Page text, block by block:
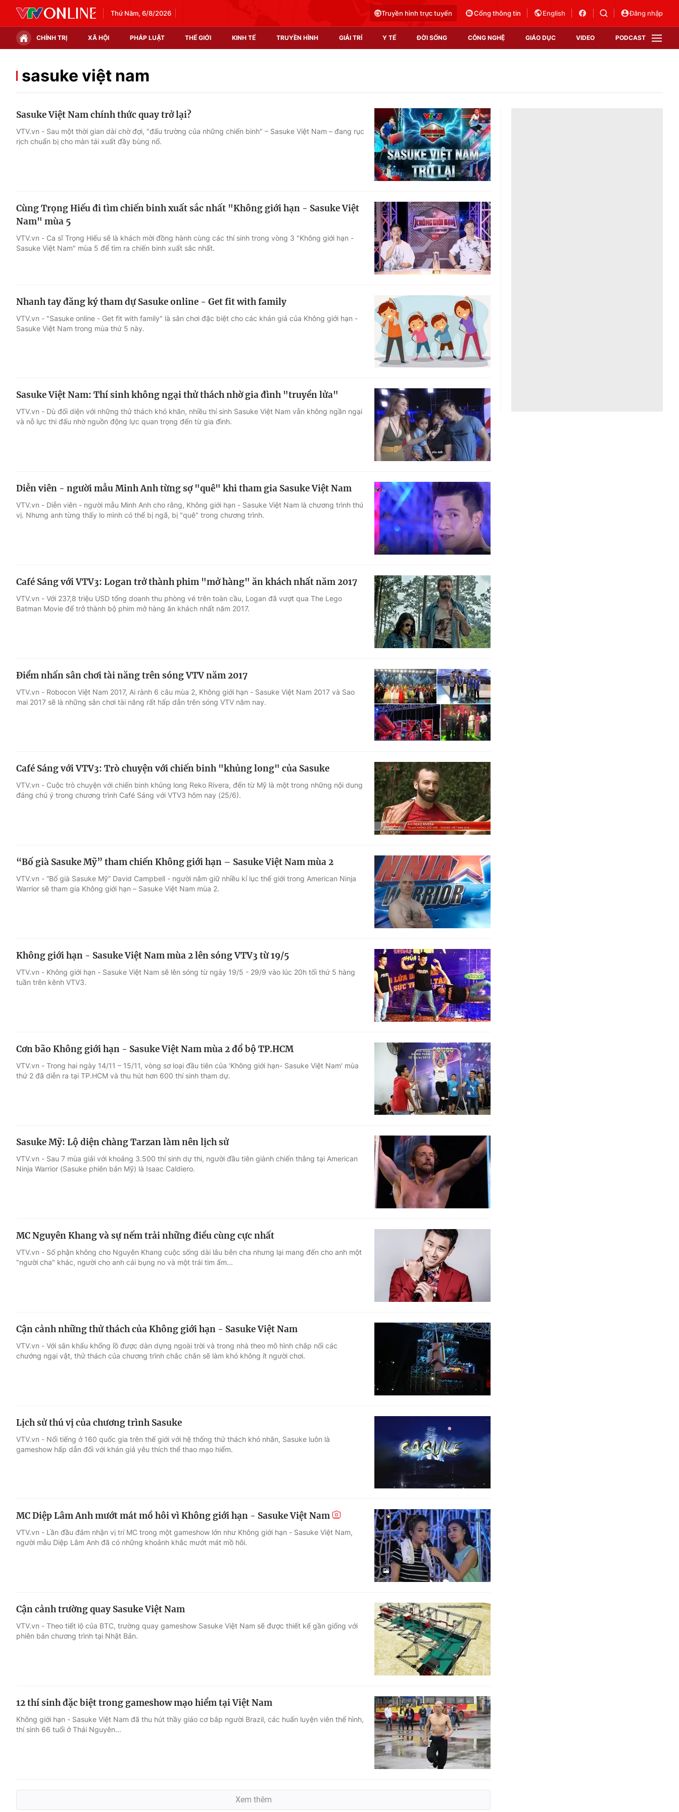
Thứ Năm, 6/8/2026 Truyền hình trực tuyến Cổng thông tin English Đăng nhập
CHÍNH TRỊ XÃ HỘI PHÁP LUẬT THẾ GIỚI KINH TẾ TRUYỀN HÌNH GIẢI TRÍ Y TẾ ĐỜI SỐNG CÔNG NGHỆ GIÁO DỤC VIDEO PODCAST
Thế giới đó đây
Thị trường
Video
Shorts video
Podcast
EMagazine
Photo
Infographic
Góc ảnh
Điện ảnh
Âm nhạc
Sao
Du lịch
Làm đẹp
Chất lượng cuộc sống
Tuyển sinh
Học trực tuyến
Công nghệ
Hitech Công nghệ tương lai
Sản phẩm
Thị trường
Tư vấn
VTV Sức khoẻ
sasuke việt nam
Sasuke Việt Nam chính thức quay trở lại?
VTV.vn - Sau một thời gian dài chờ đợi, "đấu trường của những chiến binh" – Sasuke Việt Nam – đang rục
rịch chuẩn bị cho màn tái xuất đầy bùng nổ.
Cùng Trọng Hiếu đi tìm chiến binh xuất sắc nhất "Không giới hạn - Sasuke Việt
Nam" mùa 5
VTV.vn - Ca sĩ Trọng Hiếu sẽ là khách mời đồng hành cùng các thí sinh trong vòng 3 "Không giới hạn -
Sasuke Việt Nam" mùa 5 để tìm ra chiến binh xuất sắc nhất.
Nhanh tay đăng ký tham dự Sasuke online - Get fit with family
VTV.vn - "Sasuke online - Get fit with family" là sân chơi đặc biệt cho các khán giả của Không giới hạn -
Sasuke Việt Nam trong mùa thứ 5 này.
Sasuke Việt Nam: Thí sinh không ngại thử thách nhờ gia đình "truyền lửa"
VTV.vn - Dù đối diện với những thử thách khó khăn, nhiều thí sinh Sasuke Việt Nam vẫn không ngần ngại
và nỗ lực thi đấu nhờ nguồn động lực quan trọng đến từ gia đình.
Diễn viên - người mẫu Minh Anh từng sợ "quê" khi tham gia Sasuke Việt Nam
VTV.vn - Diễn viên - người mẫu Minh Anh cho rằng, Không giới hạn - Sasuke Việt Nam là chương trình thú
vị. Nhưng anh từng thấy lo mình có thể bị ngã, bị "quê" trong chương trình.
Café Sáng với VTV3: Logan trở thành phim "mở hàng" ăn khách nhất năm 2017
VTV.vn - Với 237,8 triệu USD tổng doanh thu phòng vé trên toàn cầu, Logan đã vượt qua The Lego
Batman Movie để trở thành bộ phim mở hàng ăn khách nhất năm 2017.
Điểm nhấn sân chơi tài năng trên sóng VTV năm 2017
VTV.vn - Robocon Việt Nam 2017, Ai rành 6 câu mùa 2, Không giới hạn - Sasuke Việt Nam 2017 và Sao
mai 2017 sẽ là những sân chơi tài năng rất hấp dẫn trên sóng VTV năm nay.
Café Sáng với VTV3: Trò chuyện với chiến binh "khủng long" của Sasuke
VTV.vn - Cuộc trò chuyện với chiến binh khủng long Reko Rivera, đến từ Mỹ là một trong những nội dung
đáng chú ý trong chương trình Café Sáng với VTV3 hôm nay (25/6).
“Bố già Sasuke Mỹ” tham chiến Không giới hạn – Sasuke Việt Nam mùa 2
VTV.vn - “Bố già Sasuke Mỹ” David Campbell - người nắm giữ nhiều kỉ lục thế giới trong American Ninja
Warrior sẽ tham gia Không giới hạn – Sasuke Việt Nam mùa 2.
Không giới hạn - Sasuke Việt Nam mùa 2 lên sóng VTV3 từ 19/5
VTV.vn - Không giới hạn - Sasuke Việt Nam sẽ lên sóng từ ngày 19/5 - 29/9 vào lúc 20h tối thứ 5 hàng
tuần trên kênh VTV3.
Cơn bão Không giới hạn - Sasuke Việt Nam mùa 2 đổ bộ TP.HCM
VTV.vn - Trong hai ngày 14/11 – 15/11, vòng sơ loại đầu tiên của 'Không giới hạn- Sasuke Việt Nam' mùa
thứ 2 đã diễn ra tại TP.HCM và thu hút hơn 600 thí sinh tham dự.
Sasuke Mỹ: Lộ diện chàng Tarzan làm nên lịch sử
VTV.vn - Sau 7 mùa giải với khoảng 3.500 thí sinh dự thi, người đầu tiên giành chiến thắng tại American
Ninja Warrior (Sasuke phiên bản Mỹ) là Isaac Caldiero.
MC Nguyên Khang và sự nếm trải những điều cùng cực nhất
VTV.vn - Số phận không cho Nguyên Khang cuộc sống dài lâu bên cha nhưng lại mang đến cho anh một
"người cha" khác, người cho anh cái bụng no và một trái tim ấm...
Cận cảnh những thử thách của Không giới hạn - Sasuke Việt Nam
VTV.vn - Với sân khấu khổng lồ được dàn dựng ngoài trời và trong nhà theo mô hình chắp nối các
chướng ngại vật, thử thách của chương trình chắc chắn sẽ làm khó không ít người chơi.
Lịch sử thú vị của chương trình Sasuke
VTV.vn - Nổi tiếng ở 160 quốc gia trên thế giới với hệ thống thử thách khó nhằn, Sasuke luôn là
gameshow hấp dẫn đối với khán giả yêu thích thể thao mạo hiểm.
MC Diệp Lâm Anh mướt mát mồ hôi vì Không giới hạn - Sasuke Việt Nam
VTV.vn - Lần đầu đảm nhận vị trí MC trong một gameshow lớn như Không giới hạn - Sasuke Việt Nam,
người mẫu Diệp Lâm Anh đã có những khoảnh khắc mướt mát mồ hôi.
Cận cảnh trường quay Sasuke Việt Nam
VTV.vn - Theo tiết lộ của BTC, trường quay gameshow Sasuke Việt Nam sẽ được thiết kế gần giống với
phiên bản chương trình tại Nhật Bản.
12 thí sinh đặc biệt trong gameshow mạo hiểm tại Việt Nam
Không giới hạn - Sasuke Việt Nam đã thu hút thầy giáo cơ bắp người Brazil, các huấn luyện viên thể hình,
thí sinh 66 tuổi ở Thái Nguyên...
Xem thêm